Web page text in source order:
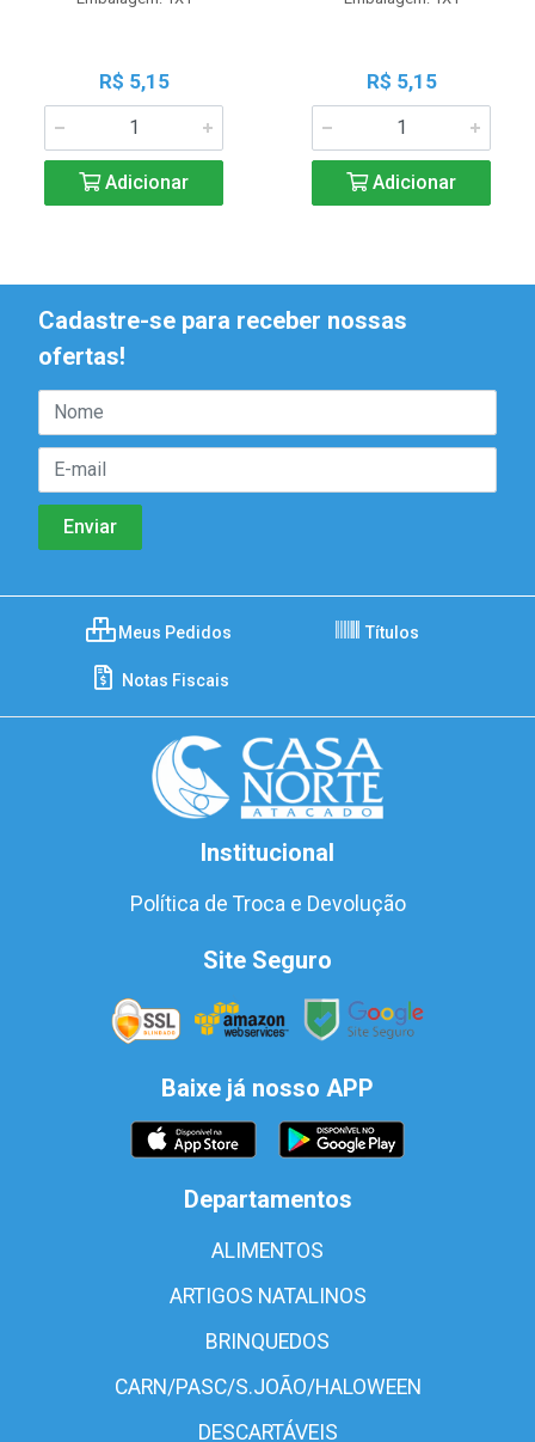
R$ 5,15
Adicionar
R$ 5,15
Adicionar
Cadastre-se para receber nossas
ofertas!
Meus Pedidos Títulos
Notas Fiscais
Institucional
Política de Troca e Devolução
Site Seguro
Baixe já nosso APP
Departamentos
ALIMENTOS
ARTIGOS NATALINOS
BRINQUEDOS
CARN/PASC/S.JOÃO/HALOWEEN
DESCARTÁVEIS